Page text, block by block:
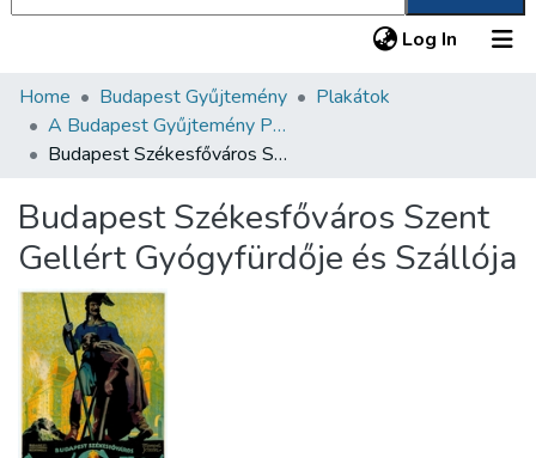
Log In (current)
Communities & Collections
All of DSpace
About us
Home Budapest Gyűjtemény
Plakátok
A Budapest Gyűjtemény Plakáttárának plakátjai
Budapest Székesfőváros Szent Gellért Gyógyfürdője és Szállója
Budapest Székesfőváros Szent
Gellért Gyógyfürdője és Szállója